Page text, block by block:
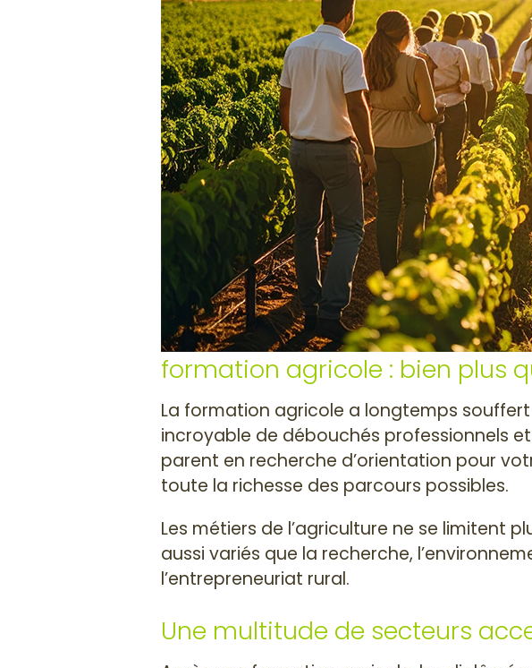
formation agricole : bien plus
La formation agricole a longtemps souffert
incroyable de débouchés professionnels
parent en recherche d’orientation pour
toute la richesse des parcours possibles.
Les métiers de l’agriculture ne se limitent
aussi variés que la recherche,
l’entrepreneuriat rural.
Une multitude de secteurs